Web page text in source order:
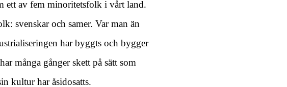
ett av fem minoritetsfolk i vårt land.
svenskar och samer. Var man än
har byggts och bygger
många gånger skett på sätt som
kultur har åsidosatts.